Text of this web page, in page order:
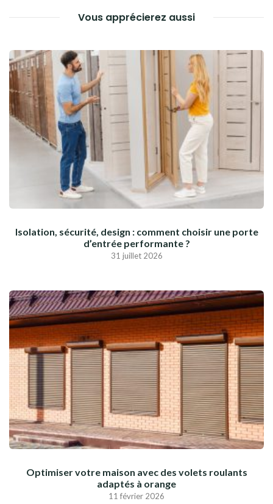
Vous apprécierez aussi
Isolation, sécurité, design : comment choisir une porte
d’entrée performante ?
31 juillet 2026
Optimiser votre maison avec des volets roulants
adaptés à orange
11 février 2026